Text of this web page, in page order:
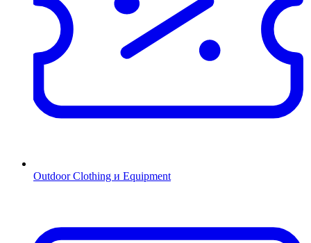
Outdoor Clothing и Equipment